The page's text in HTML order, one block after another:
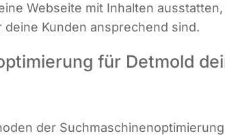
Web­sei­te mit Inhal­ten
Kun­den anspre­chend sind.
für Detmold
der